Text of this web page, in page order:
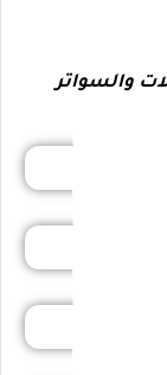
والسواتر
الحدادة